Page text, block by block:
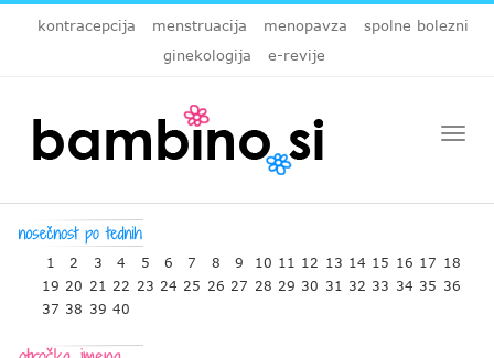
kontracepcija menstruacija menopavza
spolne bolezni
ginekologija
e-revije
1 2 3 4 5 6 7 8 9 10 11 12 13 14 15 16 17 18
19 20 21 22 23 24 25 26 27 28 29 30 31 32 33 34 35 36
37 38 39 40